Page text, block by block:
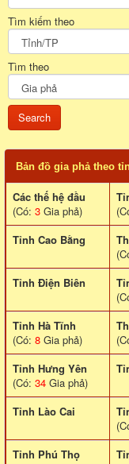
Tìm kiếm theo
Tìm theo
Bản đồ gia phả theo
Các thế hệ đầu
(Có: 3 Gia phả)
Tỉnh Cao Bằng
Tỉnh Điện Biên
Tỉnh Hà Tĩnh
(Có: 8 Gia phả)
Tỉnh Hưng Yên
(Có: 34 Gia phả)
Tỉnh Lào Cai
Tỉnh Phú Thọ